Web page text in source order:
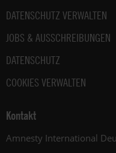
DATENSCHUTZ VERWALTEN
JOBS & AUSSCHREIBUNGEN
DATENSCHUTZ
COOKIES VERWALTEN
Kontakt
Amnesty International